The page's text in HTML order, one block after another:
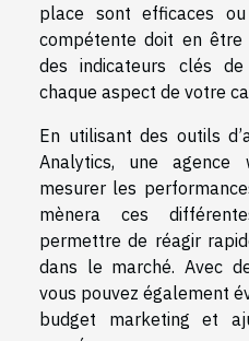
place sont efficaces
compétente doit en
des indicateurs clés
chaque aspect de votre
En utilisant des outils
Analytics, une
mesurer les
mènera ces
permettre de réagir
dans le marché. Avec
vous pouvez également
budget marketing et